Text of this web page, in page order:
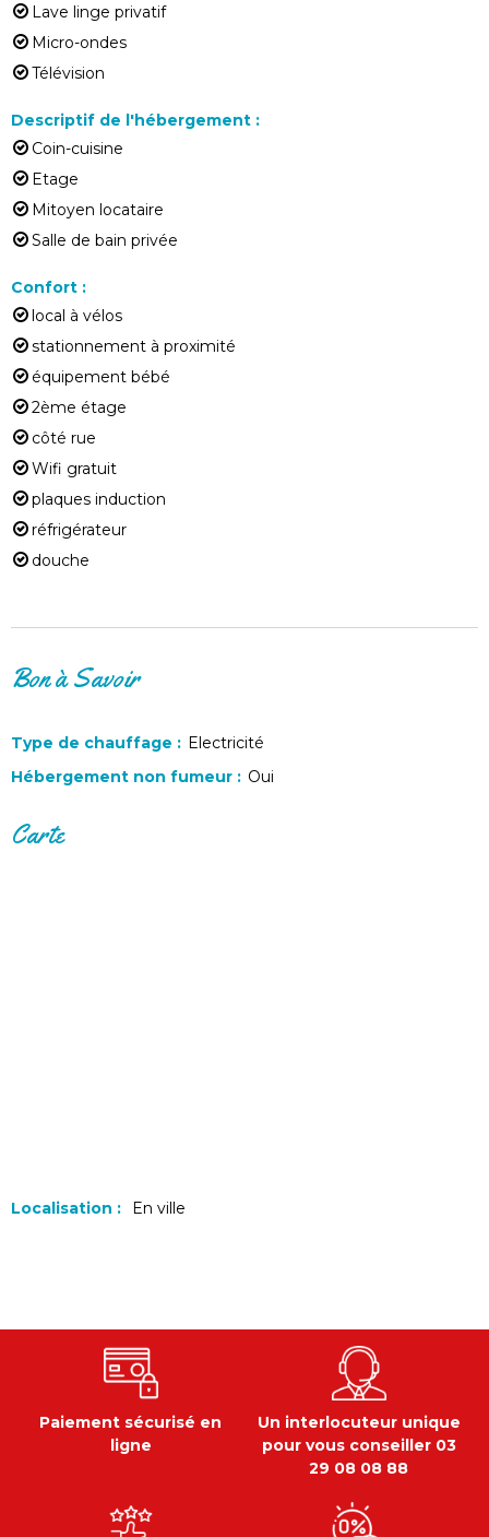
Lave linge privatif
Micro-ondes
Télévision
Descriptif de l'hébergement :
Coin-cuisine
Etage
Mitoyen locataire
Salle de bain privée
Confort :
local à vélos
stationnement à proximité
équipement bébé
2ème étage
côté rue
Wifi gratuit
plaques induction
réfrigérateur
douche
Bon à Savoir
Type de chauffage : Electricité
Hébergement non fumeur : Oui
Carte
Localisation : En ville
Paiement sécurisé en
ligne
Un interlocuteur unique
pour vous conseiller 03
29 08 08 88